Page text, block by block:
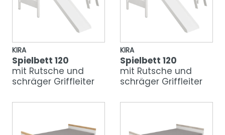
KIRA
Spielbett 120
mit Rutsche und
schräger Griffleiter
KIRA
Spielbett 120
mit Rutsche und
schräger Griffleiter